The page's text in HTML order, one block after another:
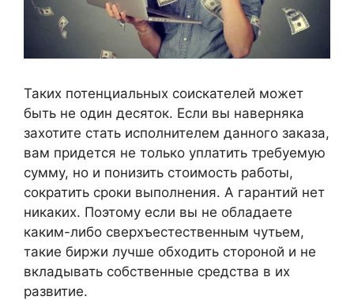
Таких потенциальных соискателей может
быть не один десяток. Если вы наверняка
захотите стать исполнителем данного заказа,
вам придется не только уплатить требуемую
сумму, но и понизить стоимость работы,
сократить сроки выполнения. А гарантий нет
никаких. Поэтому если вы не обладаете
каким-либо сверхъестественным чутьем,
такие биржи лучше обходить стороной и не
вкладывать собственные средства в их
развитие.